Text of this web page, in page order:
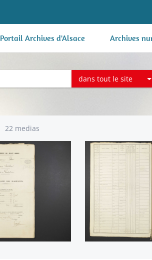
Portail Archives d'Alsace Archives
dans tout le site
22 medias